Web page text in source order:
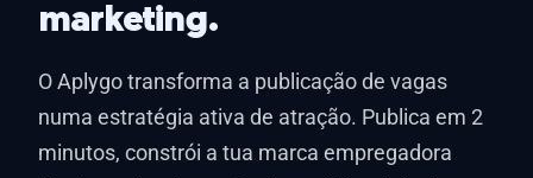
marketing.
O Aplygo transforma a publicação de vagas
numa estratégia ativa de atração. Publica em 2
minutos, constrói a tua marca empregadora